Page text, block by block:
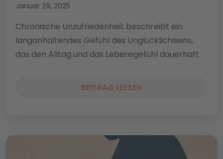
Januar 29, 2025
Chronische Unzufriedenheit beschreibt ein
langanhaltendes Gefühl des Unglücklichseins,
das den Alltag und das Lebensgefühl dauerhaft
BEITRAG LEESEN